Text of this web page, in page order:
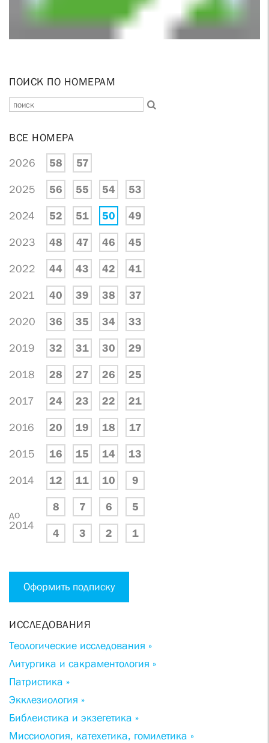
ПОИСК ПО НОМЕРАМ
ВСЕ НОМЕРА
2026 58 57
2025 56 55 54 53
2024 52 51 50 49
2023 48 47 46 45
2022 44 43 42 41
2021 40 39 38 37
2020 36 35 34 33
2019 32 31 30 29
2018 28 27 26 25
2017 24 23 22 21
2016 20 19 18 17
2015 16 15 14 13
2014 12 11 10 9
до
2014
8 7 6 5
4 3 2 1
Оформить подписку
ИССЛЕДОВАНИЯ
Теологические исследования »
Литургика и сакраментология »
Патристика »
Экклезиология »
Библеистика и экзегетика »
Миссиология, катехетика, гомилетика »